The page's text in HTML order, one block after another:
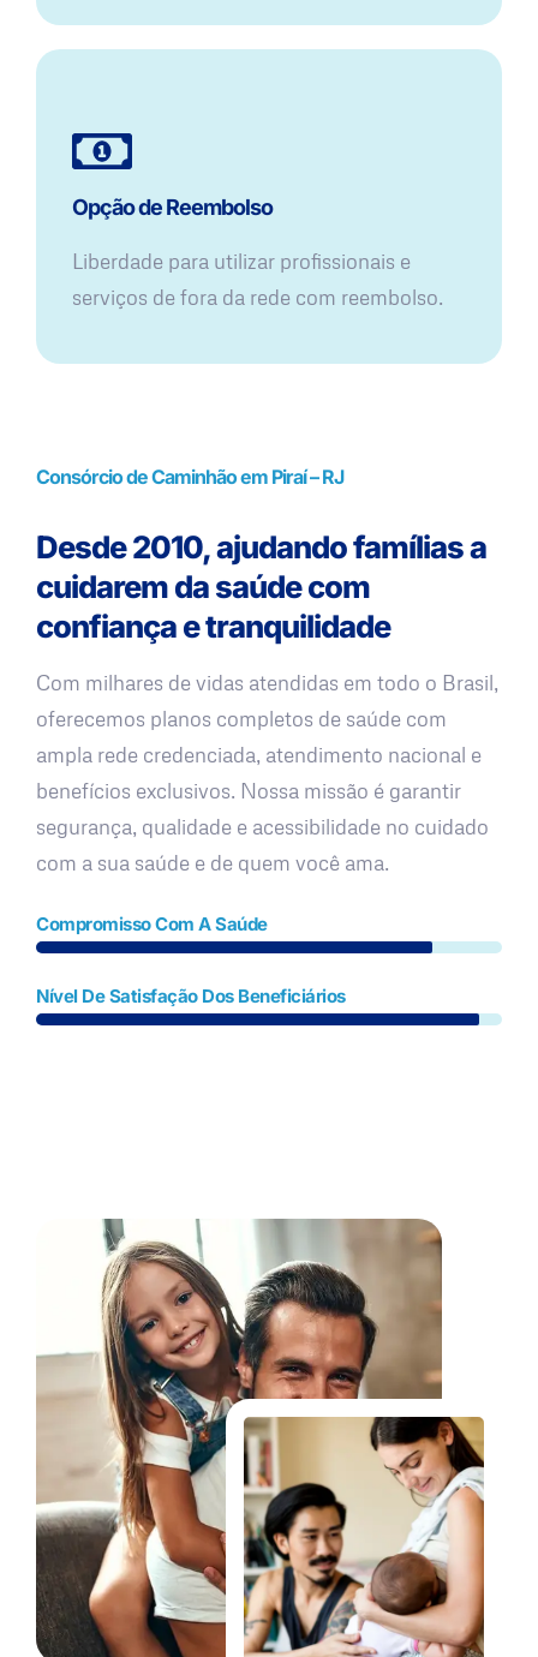
Opção de Reembolso
Liberdade para utilizar profissionais e
serviços de fora da rede com reembolso.
Consórcio de Caminhão em Piraí – RJ
Desde 2010, ajudando famílias a
cuidarem da saúde com
confiança e tranquilidade
Com milhares de vidas atendidas em todo o Brasil,
oferecemos planos completos de saúde com
ampla rede credenciada, atendimento nacional e
benefícios exclusivos. Nossa missão é garantir
segurança, qualidade e acessibilidade no cuidado
com a sua saúde e de quem você ama.
Compromisso Com A Saúde
Nível De Satisfação Dos Beneficiários